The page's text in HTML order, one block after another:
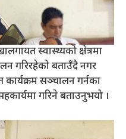
स्वास्थ्यको क्षेत्रमा
गरिरहेको बताउँदै नगर
कार्यक्रम सञ्चालन गर्नका
गरिने बताउनुभयो ।